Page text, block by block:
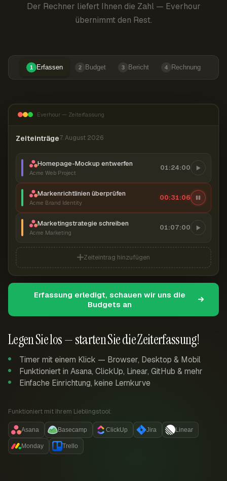
Der Rechner liefert Ihnen die Zahl — Everhour
übernimmt den Rest.
1 Erfassen 2 Budget 3 Bericht 4 Rechnung
Legen Sie los — starten Sie die Zeiterfassung!
Timer mit einem Klick — Browser, Desktop & Mobil
Funktioniert in Asana, ClickUp, Linear, GitHub & mehr
Einfache Einrichtung, keine Lernkurve
Funktioniert mit Ihrem Lieblingstool:
Asana Basecamp ClickUp Jira Linear
Monday Trello
Everhour — Zeiterfassung
Zeiteinträge7. August 2026
Homepage-Mockup entwerfen
Acme Web Project
01:24:00
Markenrichtlinien überprüfen
Acme Brand Identity
00:31:07
Marketingstrategie schreiben
Acme Marketing
01:07:00
Zeiteintrag hinzufügen
Erfassung erledigt, schauen wir uns die
Budgets an